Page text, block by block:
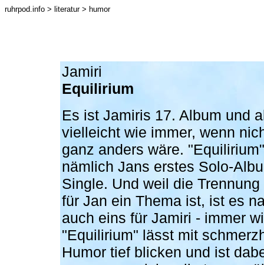
ruhrpod.info > literatur > humor
Jamiri
Equilirium
Es ist Jamiris 17. Album und
vielleicht wie immer, wenn
ganz anders wäre.
nämlich Jans erstes Solo-
Single. Und weil die
für Jan ein Thema ist, ist es
auch eins für Jamiri - immer
"Equilirium" lässt mit
Humor tief blicken und ist